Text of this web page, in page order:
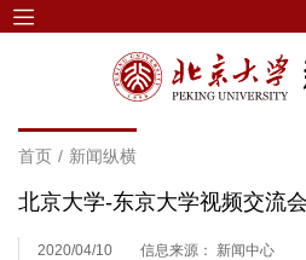
首页 / 新闻纵横
北京大学-东京大学视频交流
2020/04/10
信息来源： 新闻中心